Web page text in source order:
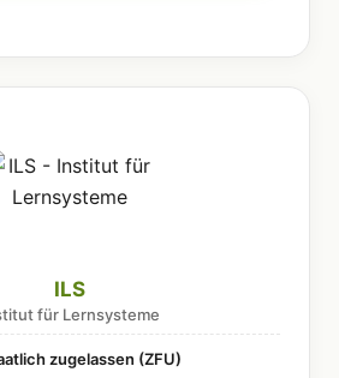
ILS
für Lernsysteme
zugelassen (ZFU)